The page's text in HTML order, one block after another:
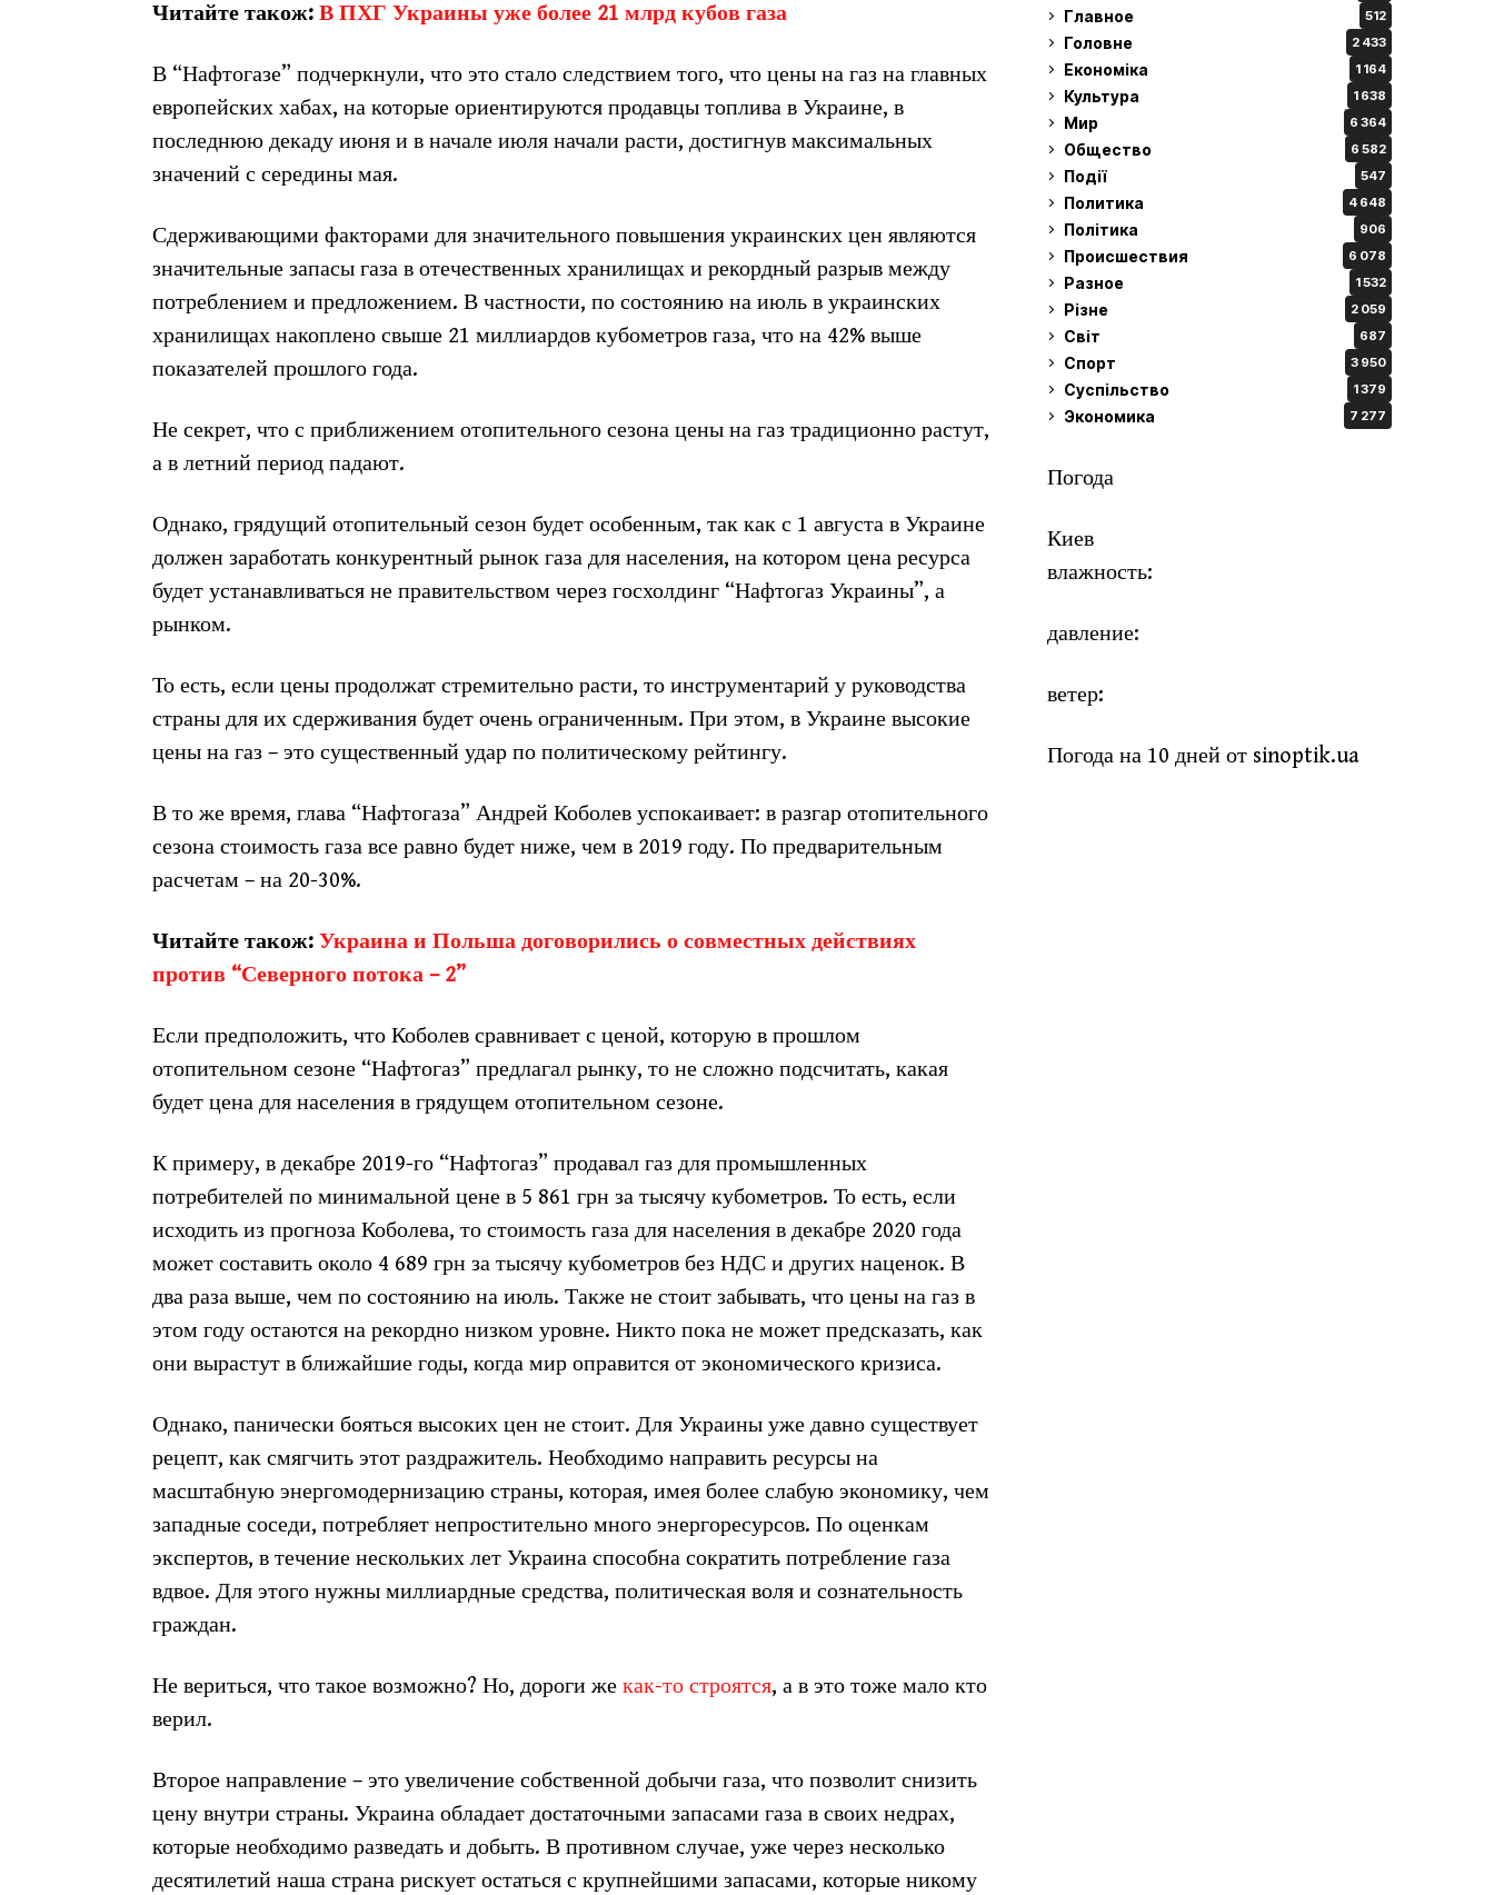
Читайте також: В ПХГ Украины уже более 21 млрд кубов газа
В “Нафтогазе” подчеркнули, что это стало следствием того, что цены на газ на главных
европейских хабах, на которые ориентируются продавцы топлива в Украине, в
последнюю декаду июня и в начале июля начали расти, достигнув максимальных
значений с середины мая.
Сдерживающими факторами для значительного повышения украинских цен являются
значительные запасы газа в отечественных хранилищах и рекордный разрыв между
потреблением и предложением. В частности, по состоянию на июль в украинских
хранилищах накоплено свыше 21 миллиардов кубометров газа, что на 42% выше
показателей прошлого года.
Не секрет, что с приближением отопительного сезона цены на газ традиционно растут,
а в летний период падают.
Однако, грядущий отопительный сезон будет особенным, так как с 1 августа в Украине
должен заработать конкурентный рынок газа для населения, на котором цена ресурса
будет устанавливаться не правительством через госхолдинг “Нафтогаз Украины”, а
рынком.
То есть, если цены продолжат стремительно расти, то инструментарий у руководства
страны для их сдерживания будет очень ограниченным. При этом, в Украине высокие
цены на газ – это существенный удар по политическому рейтингу.
В то же время, глава “Нафтогаза” Андрей Коболев успокаивает: в разгар отопительного
сезона стоимость газа все равно будет ниже, чем в 2019 году. По предварительным
расчетам – на 20-30%.
Читайте також: Украина и Польша договорились о совместных действиях
против “Северного потока – 2”
Если предположить, что Коболев сравнивает с ценой, которую в прошлом
отопительном сезоне “Нафтогаз” предлагал рынку, то не сложно подсчитать, какая
будет цена для населения в грядущем отопительном сезоне.
К примеру, в декабре 2019-го “Нафтогаз” продавал газ для промышленных
потребителей по минимальной цене в 5 861 грн за тысячу кубометров. То есть, если
исходить из прогноза Коболева, то стоимость газа для населения в декабре 2020 года
может составить около 4 689 грн за тысячу кубометров без НДС и других наценок. В
два раза выше, чем по состоянию на июль. Также не стоит забывать, что цены на газ в
этом году остаются на рекордно низком уровне. Никто пока не может предсказать, как
они вырастут в ближайшие годы, когда мир оправится от экономического кризиса.
Однако, панически бояться высоких цен не стоит. Для Украины уже давно существует
рецепт, как смягчить этот раздражитель. Необходимо направить ресурсы на
масштабную энергомодернизацию страны, которая, имея более слабую экономику, чем
западные соседи, потребляет непростительно много энергоресурсов. По оценкам
экспертов, в течение нескольких лет Украина способна сократить потребление газа
вдвое. Для этого нужны миллиардные средства, политическая воля и сознательность
граждан.
Не вериться, что такое возможно? Но, дороги же как-то строятся, а в это тоже мало кто
верил.
Второе направление – это увеличение собственной добычи газа, что позволит снизить
цену внутри страны. Украина обладает достаточными запасами газа в своих недрах,
которые необходимо разведать и добыть. В противном случае, уже через несколько
десятилетий наша страна рискует остаться с крупнейшими запасами, которые никому
Главное 512
Головне 2 433
Економіка 1 164
Культура 1 638
Мир 6 364
Общество 6 582
Події 547
Политика 4 648
Політика 906
Происшествия 6 078
Разное 1 532
Різне 2 059
Світ 687
Спорт 3 950
Суспільство 1 379
Экономика 7 277
Погода
Киев
влажность:
давление:
ветер:
Погода на 10 дней от sinoptik.ua